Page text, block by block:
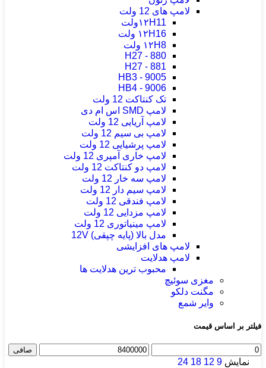
لامپ های 12 ولت
۱۲H11ولت
۱۲H16 ولت
۱۲H8 ولت
H27 - 880
H27 - 881
HB3 - 9005
HB4 - 9006
تک کنتاکت 12 ولت
لامپ SMD اس ام دی
لامپ آریایی 12 ولت
لامپ بی سیم 12 ولت
لامپ پرشیایی 12 ولت
لامپ خاری آمپری 12 ولت
لامپ دو کنتاکت 12 ولت
لامپ سه خار 12 ولت
لامپ سیم دار 12 ولت
لامپ فندقی 12 ولت
لامپ مزدایی 12 ولت
لامپ مینیاتوری 12 ولت
مدل بالا (پایه چپقی) 12V
لامپ های افزایشی
لامپ هدلایت
محبوب ترین هدلایت ها
مغزی سوئیچ
مگنت دلکو
وایر شمع
فیلتر بر اساس قیمت
حداقل
قیمت
حداكثر
صافی
نمایش 9
12
18
24